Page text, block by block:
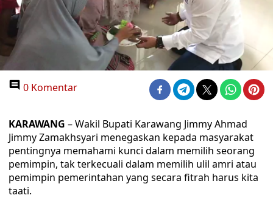
0 Komentar
KARAWANG – Wakil Bupati Karawang Jimmy Ahmad
Jimmy Zamakhsyari menegaskan kepada masyarakat
pentingnya memahami kunci dalam memilih seorang
pemimpin, tak terkecuali dalam memilih ulil amri atau
pemimpin pemerintahan yang secara fitrah harus kita
taati.